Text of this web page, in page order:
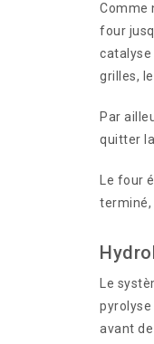
Comme
four
catalyse
grilles,
Par
quitter
Le four
terminé,
Le
pyrolyse
avant de